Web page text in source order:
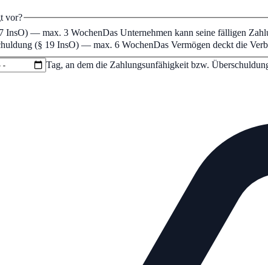
vor?
InsO) — max. 3 WochenDas Unternehmen kann seine fälligen
(§ 19 InsO) — max. 6 WochenDas Vermögen deckt die
Tag, an dem die Zahlungsunfähigkeit bzw.